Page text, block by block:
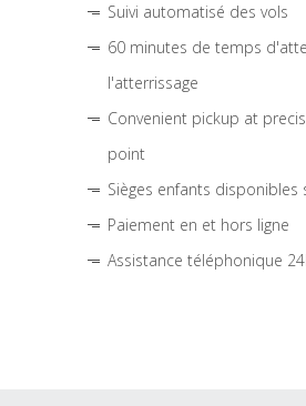
Suivi automatisé des vols
60 minutes de temps
l'atterrissage
Convenient pickup at
point
Sièges enfants disponibles
Paiement en et hors ligne
Assistance téléphonique